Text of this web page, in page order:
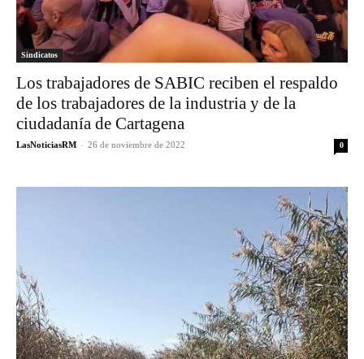
Sindicatos
Los trabajadores de SABIC reciben el respaldo
de los trabajadores de la industria y de la
ciudadanía de Cartagena
LasNoticiasRM - 26 de noviembre de 2022 0